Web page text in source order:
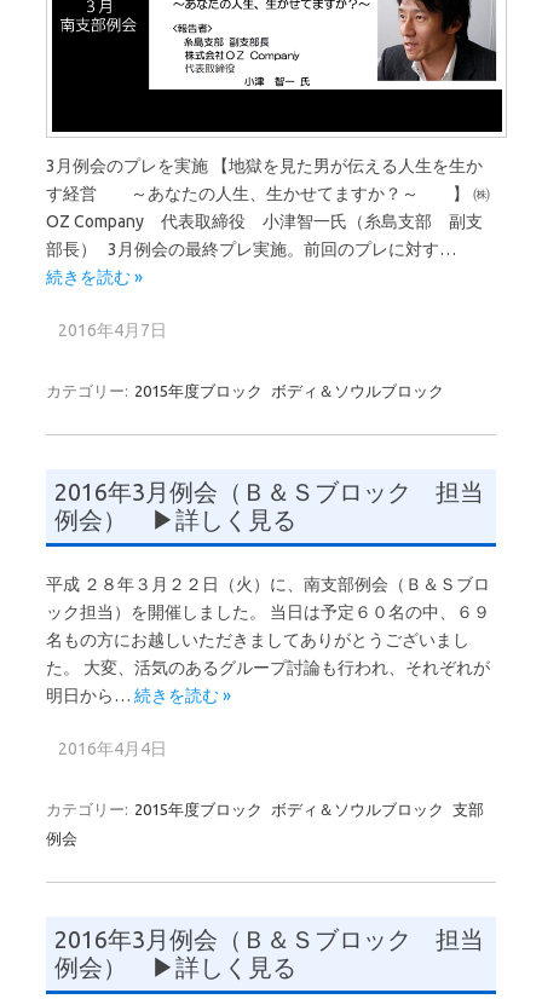
3月例会のプレを実施 【地獄を見た男が伝える人生を生か
す経営 ～あなたの人生、生かせてますか？～ 】 ㈱
OZ Company 代表取締役 小津智一氏（糸島支部 副支
部長） 3月例会の最終プレ実施。前回のプレに対す…
続きを読む »
2016年4月7日
カテゴリー: 2015年度ブロック ボディ＆ソウルブロック
2016年3月例会（Ｂ＆Ｓブロック 担当
例会） ▶詳しく見る
平成 ２８年３月２２日（火）に、南支部例会（Ｂ＆Ｓブロ
ック担当）を開催しました。 当日は予定６０名の中、６９
名もの方にお越しいただきましてありがとうございまし
た。 大変、活気のあるグループ討論も行われ、それぞれが
明日から… 続きを読む »
2016年4月4日
カテゴリー: 2015年度ブロック ボディ＆ソウルブロック
支部
例会
2016年3月例会（Ｂ＆Ｓブロック 担当
例会） ▶詳しく見る